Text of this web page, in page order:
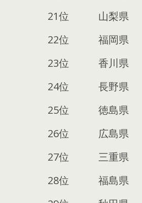
21位
山梨県
22位
福岡県
23位
香川県
24位
長野県
25位
徳島県
26位
広島県
27位
三重県
28位
福島県